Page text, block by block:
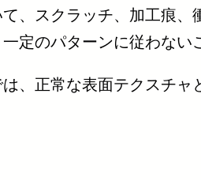
、スクラッチ、加工痕
定のパターンに従わない
、正常な表面テクスチ